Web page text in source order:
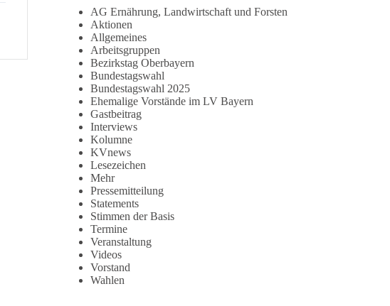
AG Ernährung, Landwirtschaft und Forsten
Aktionen
Allgemeines
Arbeitsgruppen
Bezirkstag Oberbayern
Bundestagswahl
Bundestagswahl 2025
Ehemalige Vorstände im LV Bayern
Gastbeitrag
Interviews
Kolumne
KVnews
Lesezeichen
Mehr
Pressemitteilung
Statements
Stimmen der Basis
Termine
Veranstaltung
Videos
Vorstand
Wahlen